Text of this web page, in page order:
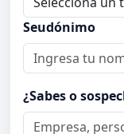
Seudónimo
¿Sabes o